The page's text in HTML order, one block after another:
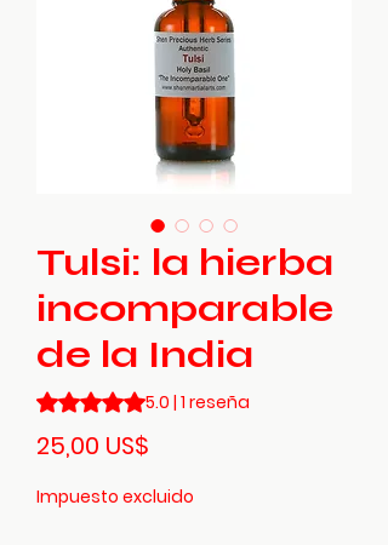
Tulsi: la hierba
incomparable
de la India
Según 1 reseña, la calificación es de 5.0
5.0 | 1 reseña
25,00 US$
Impuesto excluido